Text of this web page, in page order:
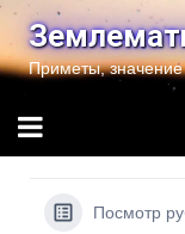
Перейти
содержимому
Приметы,
Посмотр